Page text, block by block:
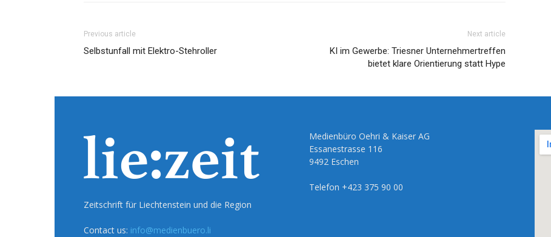
Previous article
Selbstunfall mit Elektro-Stehroller
Next article
KI im Gewerbe: Triesner Unternehmertreffen
bietet klare Orientierung statt Hype
Zeitschrift für Liechtenstein und die Region
Contact us: info@medienbuero.li
Medienbüro Oehri & Kaiser AG
Essanestrasse 116
9492 Eschen
Telefon +423 375 90 00